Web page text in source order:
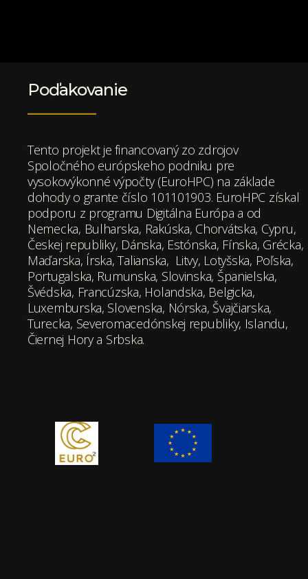
Poďakovanie
Tento projekt je financovaný zo zdrojov
Spoločného európskeho podniku pre
vysokovýkonné výpočty (EuroHPC) na základe
dohody o grante číslo 101101903. EuroHPC získal
podporu z programu Digitálna Európa a od
Nemecka, Bulharska, Rakúska, Chorvátska, Cypru,
Českej republiky, Dánska, Estónska, Fínska, Grécka,
Maďarska, Írska, Talianska, Litvy, Lotyšska, Poľska,
Portugalska, Rumunska, Slovinska, Španielska,
Švédska, Francúzska, Holandska, Belgicka,
Luxemburska, Slovenska, Nórska, Švajčiarska,
Turecka, Severomacedónskej republiky, Islandu,
Čiernej Hory a Srbska.